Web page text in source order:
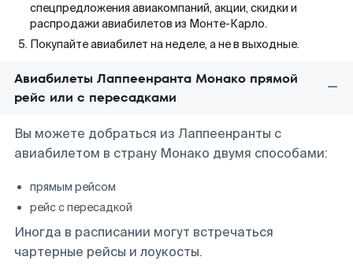
спецпредложения авиакомпаний, акции, скидки и
распродажи авиабилетов из Монте-Карло.
Покупайте авиабилет на неделе, а не в выходные.
Авиабилеты Лаппеенранта Монако прямой
рейс или с пересадками
Вы можете добраться из Лаппеенранты с
авиабилетом в страну Монако двумя способами:
прямым рейсом
рейс с пересадкой
Иногда в расписании могут встречаться
чартерные рейсы и лоукосты.